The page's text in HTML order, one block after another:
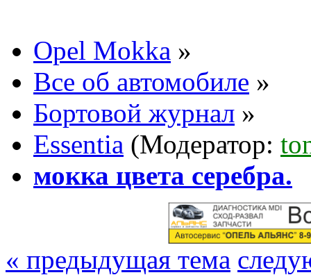
Opel Mokka »
Все об автомобиле »
Бортовой журнал »
Essentia (Модератор:
мокка цвета серебра.
« предыдущая тема